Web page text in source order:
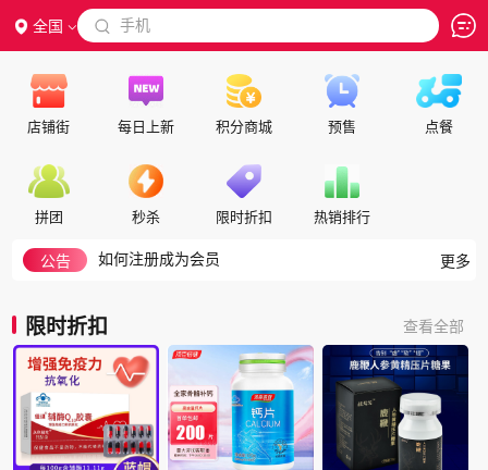
全国  手机
店铺街 每日上新 积分商城 预售 点餐
拼团 秒杀 限时折扣 热销排行
公告
隐私政策
代理合作
交保证金
如何注册成为会员
如何搜索
更多
限时折扣 查看全部